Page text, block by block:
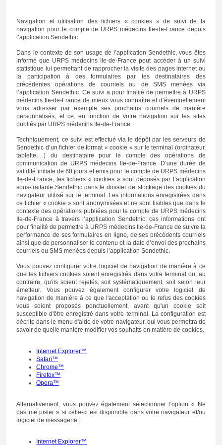
Navigation et utilisation des fichiers « cookies » de suivi de la
navigation pour le compte de URPS médecins Ile-de-France depuis
l’application Sendethic
Dans le contexte de son usage de l’application Sendethic, vous êtes
informé que URPS médecins Ile-de-France peut accéder à un suivi
statistique lui permettant de rapprocher la visite des pages internet ou
la participation à des formulaires par les destinataires des
précédentes opérations de courriels ou de SMS menées via
l’application Sendethic. Ce suivi a pour finalité de permettre à URPS
médecins Ile-de-France de mieux vous connaître et d’éventuellement
vous adresser par exemple ses prochains courriels de manière
personnalisés, et ce, en fonction de votre navigation sur les sites
publiés par URPS médecins Ile-de-France.
Techniquement, ce suivi est effectué via le dépôt par les serveurs de
Sendethic d’un fichier de format « cookie » sur le terminal (ordinateur,
tablette,…) du destinataire pour le compte des opérations de
communication de URPS médecins Ile-de-France. D’une durée de
validité initiale de 60 jours et emis pour le compte de URPS médecins
Ile-de-France, les fichiers « cookies » sont déposés par l’application
sous-traitante Sendethic dans le dossier de stockage des cookies du
navigateur utilisé sur le terminal. Les informations enregistrées dans
ce fichier « cookie » sont anonymisées et ne sont lisibles que dans le
contexte des opérations publiées pour le compte de URPS médecins
Ile-de-France à travers l’application Sendethic; ces informations ont
pour finalité de permettre à URPS médecins Ile-de-France de suivre la
performance de ses formulaires en ligne, de ses précédents courriels
ainsi que de personnaliser le contenu et la date d’envoi des prochains
courriels ou SMS menées depuis l’application Sendethic.
Vous pouvez configurer votre logiciel de navigation de manière à ce
que les fichiers cookies soient enregistrés dans votre terminal ou, au
contraire, qu'ils soient rejetés, soit systématiquement, soit selon leur
émetteur. Vous pouvez également configurer votre logiciel de
navigation de manière à ce que l'acceptation ou le refus des cookies
vous soient proposés ponctuellement, avant qu'un cookie soit
susceptible d'être enregistré dans votre terminal. La configuration est
décrite dans le menu d'aide de votre navigateur, qui vous permettra de
savoir de quelle manière modifier vos souhaits en matière de cookies.
Internet Explorer™
Safari™
Chrome™
Firefox™
Opera™
Alternativement, vous pouvez également sélectionner l’option « Ne
pas me pister » si celle-ci est disponible dans votre navigateur et/ou
logiciel de messagerie :
Internet Explorer™